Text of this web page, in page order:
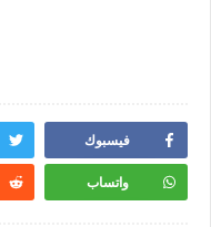
فيسبوك
واتساب